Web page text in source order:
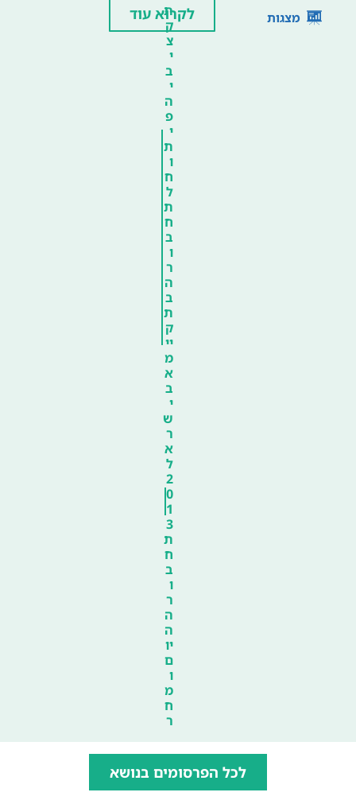
מצגות
ת
ק
צ
י
ב
י
ה
פ
י
ת
ו
ח
ל
ת
ח
ב
ו
ר
ה
ב
ת
ק
יי
מ
א
ב
י
ש
ר
א
ל
2
0
1
3
ת
ח
ב
ו
ר
ה
ה
יו
ם
ו
מ
ח
ר
לקרוא עוד
לכל הפרסומים בנושא